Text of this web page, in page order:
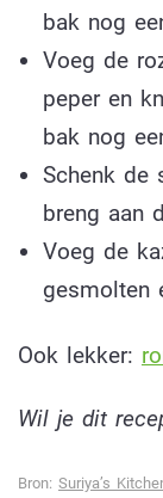
bak nog
Voeg de
peper en
bak nog
Schenk de
breng aan
Voeg de
gesmolten
Ook lekker:
Wil je dit
Bron: Suriya’s